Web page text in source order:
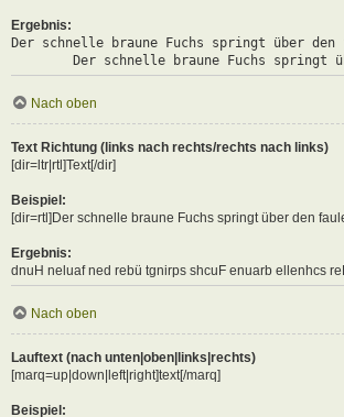
Ergebnis:
Der schnelle braune Fuchs springt über den
Der schnelle braune Fuchs springt
Nach oben
Text Richtung (links nach rechts/rechts nach links)
[dir=ltr|rtl]Text[/dir]
Beispiel:
[dir=rtl]Der schnelle braune Fuchs springt über den
Ergebnis:
Der schnelle braune Fuchs springt über den faulen
Nach oben
Lauftext (nach unten|oben|links|rechts)
[marq=up|down|left|right]text[/marq]
Beispiel: